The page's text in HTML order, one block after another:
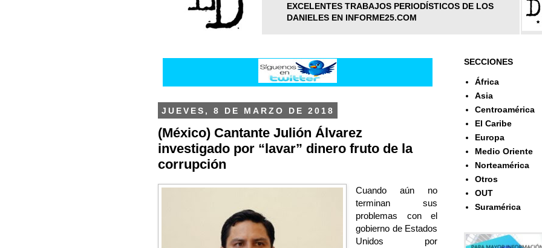
EXCELENTES TRABAJOS PERIODÍSTICOS DE LOS
DANIELES EN INFORME25.COM
JUEVES, 8 DE MARZO DE 2018
(México) Cantante Julión Álvarez
investigado por “lavar” dinero fruto de la
corrupción
Cuando aún no
terminan sus
problemas con el
gobierno de Estados
Unidos por
SECCIONES
África
Asia
Centroamérica
El Caribe
Europa
Medio Oriente
Norteamérica
Otros
OUT
Suramérica